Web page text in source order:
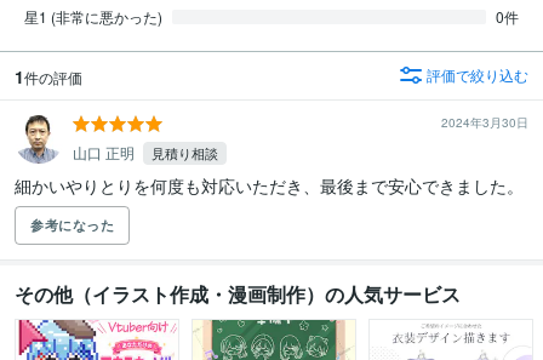
星1 (非常に悪かった)
0件
1件の評価 評価で絞り込む
2024年3月30日
山口 正明 見積り相談
細かいやりとりを何度も対応いただき、最後まで安心できました。
参考になった
その他（イラスト作成・漫画制作）の人気サービス